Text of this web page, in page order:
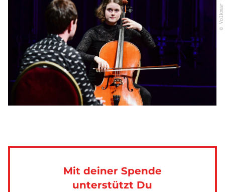
© Volkmar Otto
Mit deiner Spende
unterstützt Du